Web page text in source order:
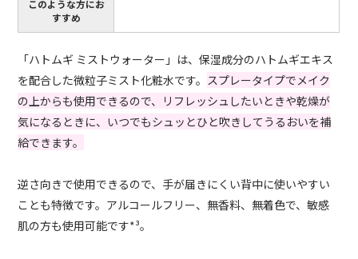
このような方にお
すすめ
「ハトムギ ミストウォーター」は、保湿成分のハトムギエキス
を配合した微粒子ミスト化粧水です。 スプレータイプでメイク
の上からも使用できるので、リフレッシュしたいときや乾燥が
気になるときに、いつでもシュッとひと吹きしてうるおいを補
給できます。
逆さ向きで使用できるので、手が届きにくい背中に使いやすい
ことも特徴です。アルコールフリー、無香料、無着色で、敏感
肌の方も使用可能です*³。